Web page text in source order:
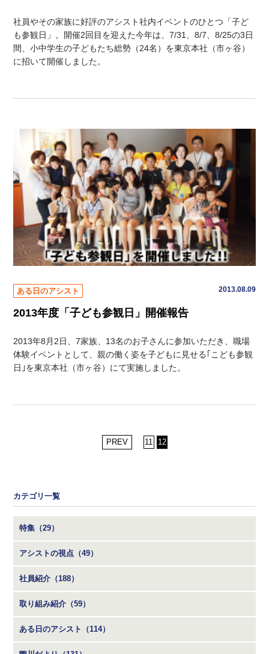
社員やその家族に好評のアシスト社内イベントのひとつ「子ど
も参観日」。開催2回目を迎えた今年は、7/31、8/7、8/25の3日
間、小中学生の子どもたち総勢（24名）を東京本社（市ヶ谷）
に招いて開催しました。
ある日のアシスト 2013.08.09
2013年度「子ども参観日」開催報告
2013年8月2日、7家族、13名のお子さんに参加いただき、職場
体験イベントとして、親の働く姿を子どもに見せる｢こども参観
日｣を東京本社（市ヶ谷）にて実施しました。
PREV 11 12
カテゴリ一覧
特集（29）
アシストの視点（49）
社員紹介（188）
取り組み紹介（59）
ある日のアシスト（114）